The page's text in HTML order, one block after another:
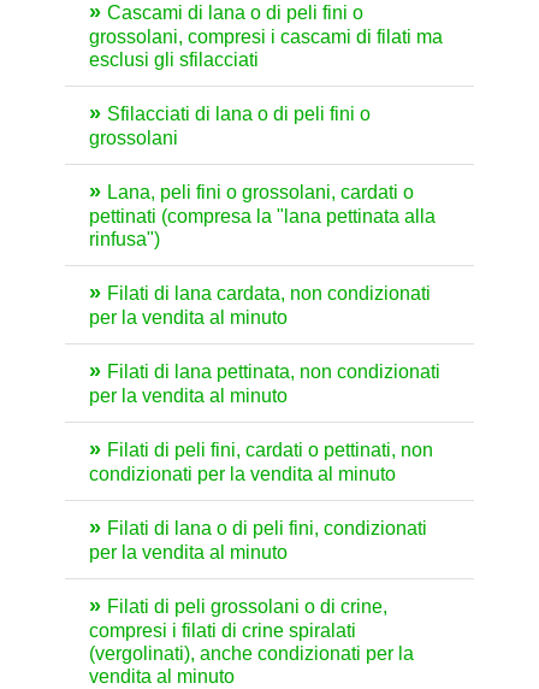
Cascami di lana o di peli fini o
grossolani, compresi i cascami di filati ma
esclusi gli sfilacciati
Sfilacciati di lana o di peli fini o
grossolani
Lana, peli fini o grossolani, cardati o
pettinati (compresa la "lana pettinata alla
rinfusa")
Filati di lana cardata, non condizionati
per la vendita al minuto
Filati di lana pettinata, non condizionati
per la vendita al minuto
Filati di peli fini, cardati o pettinati, non
condizionati per la vendita al minuto
Filati di lana o di peli fini, condizionati
per la vendita al minuto
Filati di peli grossolani o di crine,
compresi i filati di crine spiralati
(vergolinati), anche condizionati per la
vendita al minuto